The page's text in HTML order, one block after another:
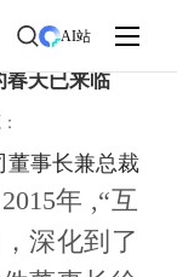
AI站
春天已来临
董事长兼总裁
年 ,“互
深化到了